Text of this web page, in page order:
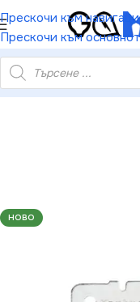
Прескочи към
Прескочи към
Единичен
НОВО